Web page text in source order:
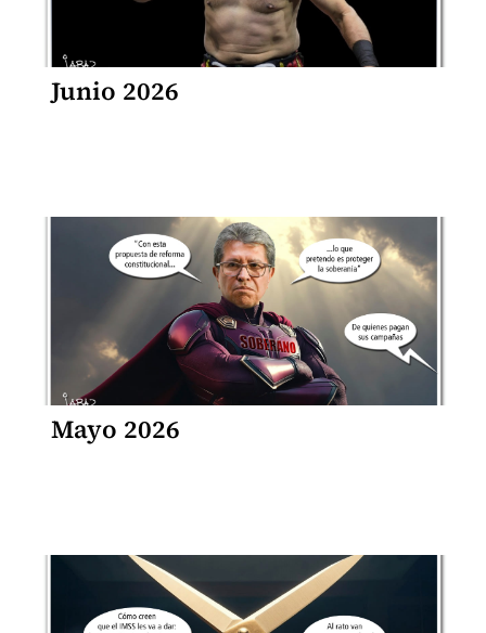
Junio 2026
Mayo 2026